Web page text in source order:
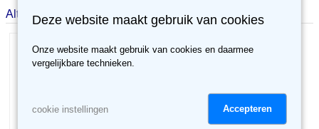
Alternatieve producten
Hondenhalsband
Deze website maakt gebruik van cookies
Onze website maakt gebruik van cookies en daarmee
vergelijkbare technieken.
cookie instellingen Accepteren